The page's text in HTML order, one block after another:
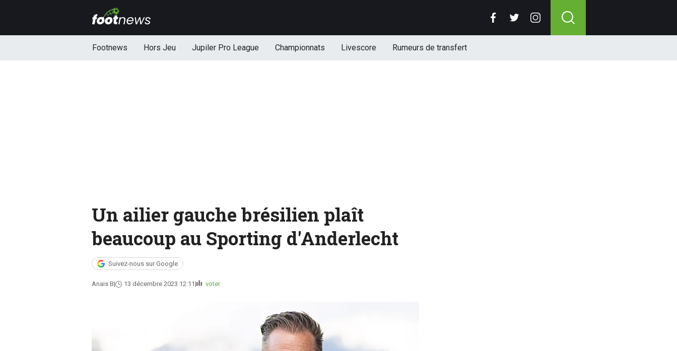
Footnews Hors Jeu Jupiler Pro League Championnats Livescore Rumeurs de transfert
Un ailier gauche brésilien plaît
beaucoup au Sporting d'Anderlecht
Suivez-nous sur Google
Anais B 13 décembre 2023 12:11 voter